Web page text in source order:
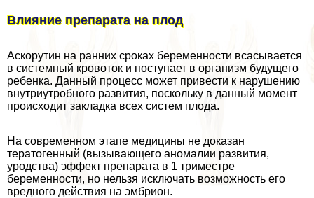
Влияние препарата на плод
Аскорутин на ранних сроках беременности всасывается
в системный кровоток и поступает в организм будущего
ребенка. Данный процесс может привести к нарушению
внутриутробного развития, поскольку в данный момент
происходит закладка всех систем плода.
На современном этапе медицины не доказан
тератогенный (вызывающего аномалии развития,
уpoдства) эффект препарата в 1 триместре
беременности, но нельзя исключать возможность его
вредного действия на эмбрион.